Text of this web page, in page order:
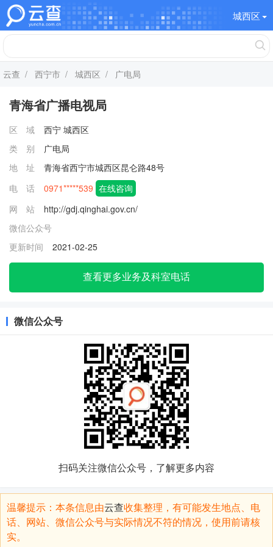
城西区
云查 / 西宁市 / 城西区 / 广电局
青海省广播电视局
区 域 西宁 城西区
类 别
广电局
地 址
青海省西宁市城西区昆仑路48号
电 话
0971*****539 在线咨询
网 站
http://gdj.qinghai.gov.cn/
微信公众号
更新时间
2021-02-25
查看更多业务及科室电话
微信公众号
扫码关注微信公众号，了解更多内容
温馨提示：本条信息由云查收集整理，有可能发生地点、电
话、网站、微信公众号与实际情况不符的情况，使用前请核
实。